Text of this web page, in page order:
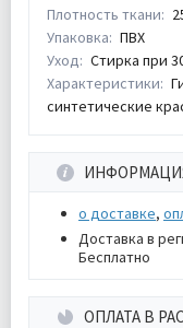
Плотность ткани:
Упаковка: ПВХ
Уход: Стирка при
Характеристики:
синтетические
о доставке,
Доставка в
Бесплатно
ОПЛАТА В